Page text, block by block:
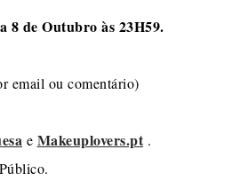
8 de Outubro às 23H59.
email ou comentário)
e Makeuplovers.pt .